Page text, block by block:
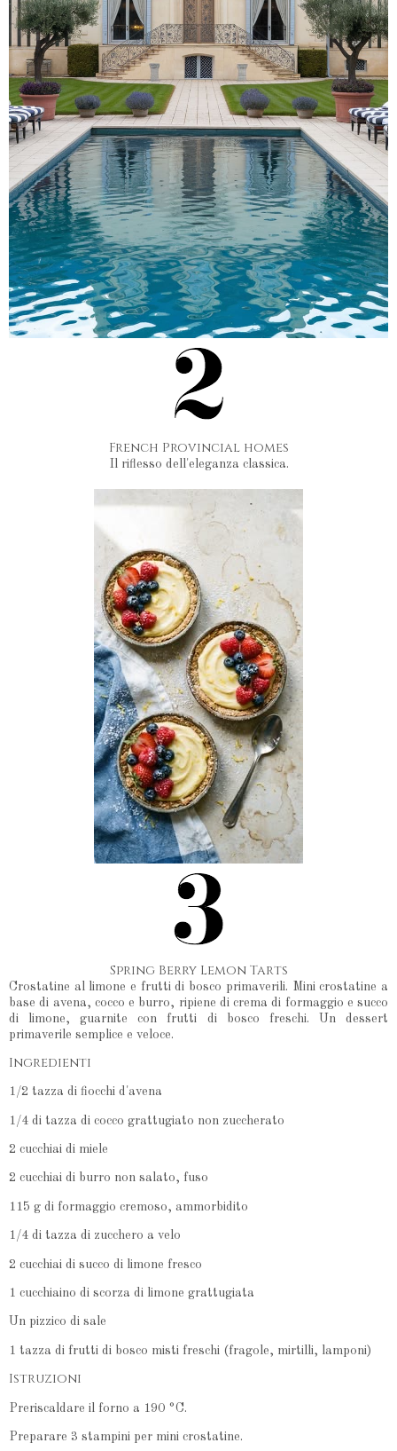
French Provincial homes
Il riflesso dell'eleganza classica.
Spring Berry Lemon Tarts
Crostatine al limone e frutti di bosco primaverili. Mini crostatine a
base di avena, cocco e burro, ripiene di crema di formaggio e succo
di limone, guarnite con frutti di bosco freschi. Un dessert
primaverile semplice e veloce.
Ingredienti
1/2 tazza di fiocchi d'avena
1/4 di tazza di cocco grattugiato non zuccherato
2 cucchiai di miele
2 cucchiai di burro non salato, fuso
115 g di formaggio cremoso, ammorbidito
1/4 di tazza di zucchero a velo
2 cucchiai di succo di limone fresco
1 cucchiaino di scorza di limone grattugiata
Un pizzico di sale
1 tazza di frutti di bosco misti freschi (fragole, mirtilli, lamponi)
Istruzioni
Preriscaldare il forno a 190 °C.
Preparare 3 stampini per mini crostatine.